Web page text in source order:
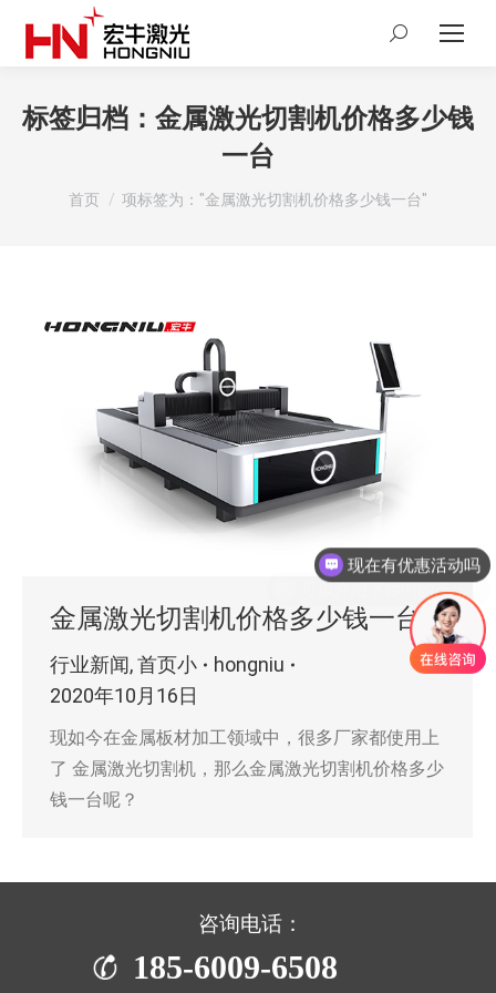
Search:
标签归档： 金属激光切割机价格多少钱
一台
您在这里：
首页 项标签为："金属激光切割机价格多少钱一台"
金属激光切割机价格多少钱一台
行业新闻,首页小
hongniu
2020年10月16日
现如今在金属板材加工领域中，很多厂家都使用上
了 金属激光切割机，那么金属激光切割机价格多少
钱一台呢？
咨询电话：
185-6009-6508
可以介绍下你们的产品么
现在有优惠活动吗